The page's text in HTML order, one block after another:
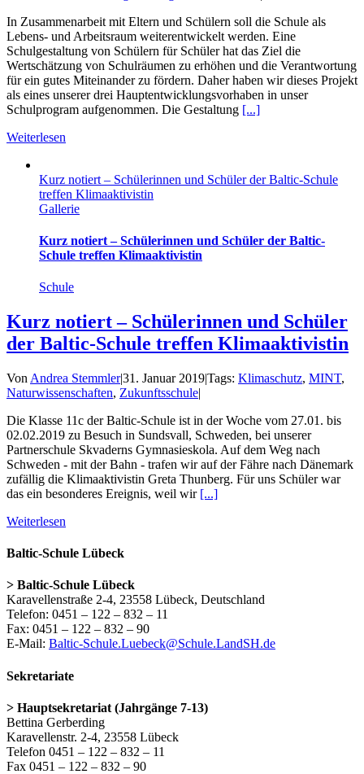
In Zusammenarbeit mit Eltern und Schülern soll die Schule als
Lebens- und Arbeitsraum weiterentwickelt werden. Eine
Schulgestaltung von Schülern für Schüler hat das Ziel die
Wertschätzung von Schulräumen zu erhöhen und die Verantwortung
für ein gutes Miteinander zu fördern. Daher haben wir dieses Projekt
als eines unserer drei Hauptentwicklungsvorhaben in unser
Schulprogram aufgenommen. Die Gestaltung [...]
Weiterlesen
Kurz notiert – Schülerinnen und Schüler der Baltic-Schule
treffen Klimaaktivistin
Gallerie
Kurz notiert – Schülerinnen und Schüler der Baltic-
Schule treffen Klimaaktivistin
Schule
Kurz notiert – Schülerinnen und Schüler
der Baltic-Schule treffen Klimaaktivistin
Von Andrea Stemmler|31. Januar 2019|Tags: Klimaschutz, MINT,
Naturwissenschaften, Zukunftsschule|
Die Klasse 11c der Baltic-Schule ist in der Woche vom 27.01. bis
02.02.2019 zu Besuch in Sundsvall, Schweden, bei unserer
Partnerschule Skvaderns Gymnasieskola. Auf dem Weg nach
Schweden - mit der Bahn - trafen wir auf der Fähre nach Dänemark
zufällig die Klimaaktivistin Greta Thunberg. Für uns Schüler war
das ein besonderes Ereignis, weil wir [...]
Weiterlesen
Baltic-Schule Lübeck
> Baltic-Schule Lübeck
Karavellenstraße 2-4, 23558 Lübeck, Deutschland
Telefon: 0451 – 122 – 832 – 11
Fax: 0451 – 122 – 832 – 90
E-Mail: Baltic-Schule.Luebeck@Schule.LandSH.de
Sekretariate
> Hauptsekretariat (Jahrgänge 7-13)
Bettina Gerberding
Karavellenstr. 2-4, 23558 Lübeck
Telefon 0451 – 122 – 832 – 11
Fax 0451 – 122 – 832 – 90